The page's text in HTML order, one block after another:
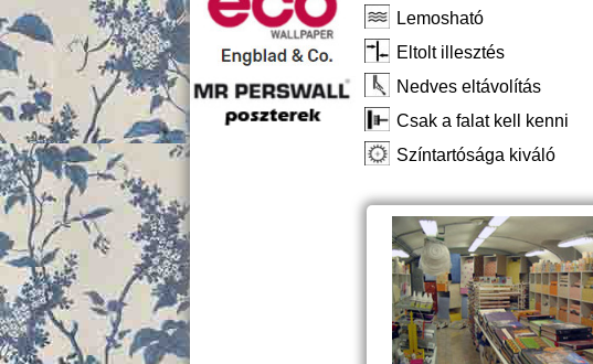
Lemosható
Eltolt illesztés
Nedves eltávolítás
Csak a falat kell kenni
Színtartósága kiváló